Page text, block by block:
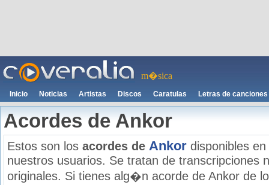
m�sica
Inicio Noticias Artistas Discos Caratulas Letras de canciones
Acordes de Ankor
Estos son los acordes de Ankor disponibles
nuestros usuarios. Se tratan de transcripciones
originales. Si tienes alg�n acorde de Ankor de